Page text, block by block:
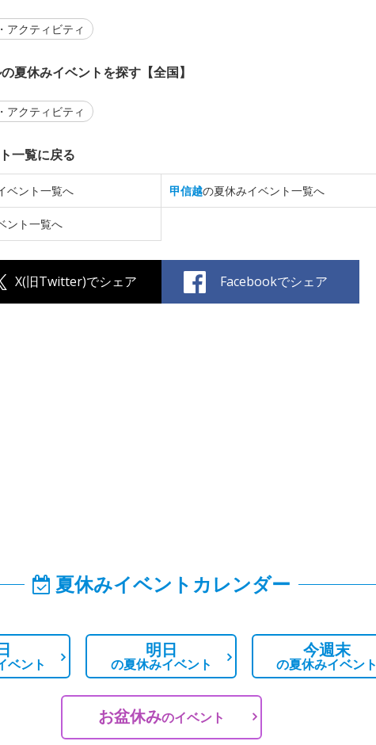
アクティビティ
夏休みイベントを探す【全国】
アクティビティ
一覧に戻る
ベント一覧へ 甲信越の夏休みイベント一覧へ
ント一覧へ
X(旧Twitter)でシェア Facebookでシェア
夏休みイベントカレンダー
ベント
明日
の夏休みイベント
今週末
の夏休みイベント
お盆休みのイベント